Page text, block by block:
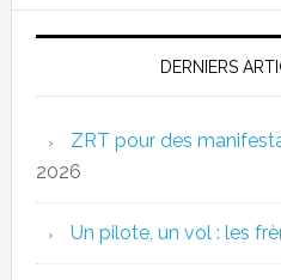
DERNIERS
ZRT pour des
2026
Un pilote, un vol : les